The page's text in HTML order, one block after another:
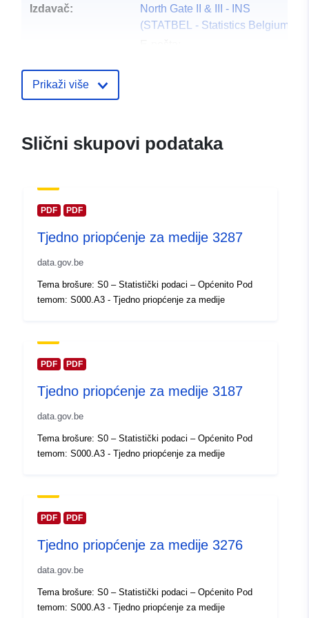
Izdavač:
North Gate II & III - INS
(STATBEL - Statistics Belgium)
Statistiek - Statistics Belgium)
https://statbel.fgov.be/fr
Kataloški
registar:
Dodano u data.europa.eu:
2024
6.41, 51.51 ], [ 6.41, 49.49 ], [
uriRef:
Prava pristupa: public
pokrivenost:
- 31 December 2010
Prikaži više
Slični skupovi podataka
PDF PDF
Tjedno priopćenje za medije 3287
data.gov.be
Tema brošure: S0 – Statistički podaci – Općenito Pod
temom: S000.A3 - Tjedno priopćenje za medije
PDF PDF
Tjedno priopćenje za medije 3187
data.gov.be
Tema brošure: S0 – Statistički podaci – Općenito Pod
temom: S000.A3 - Tjedno priopćenje za medije
PDF PDF
Tjedno priopćenje za medije 3276
data.gov.be
Tema brošure: S0 – Statistički podaci – Općenito Pod
temom: S000.A3 - Tjedno priopćenje za medije